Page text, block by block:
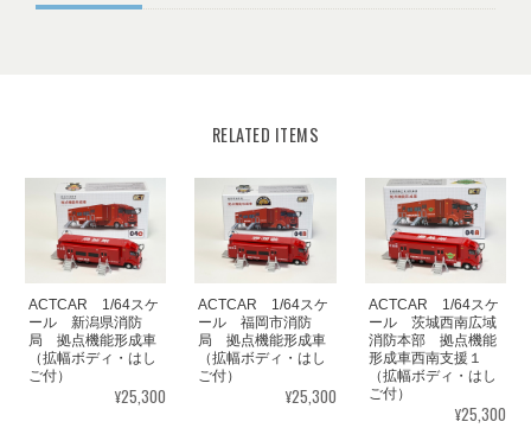
RELATED ITEMS
ACTCAR 1/64スケ
ール 新潟県消防
局 拠点機能形成車
（拡幅ボディ・はし
ご付）
¥25,300
ACTCAR 1/64スケ
ール 福岡市消防
局 拠点機能形成車
（拡幅ボディ・はし
ご付）
¥25,300
ACTCAR 1/64スケ
ール 茨城西南広域
消防本部 拠点機能
形成車西南支援１
（拡幅ボディ・はし
ご付）
¥25,300